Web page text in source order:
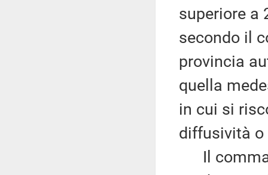
superiore a
secondo il
provincia
quella
in cui si
diffusività
Il comma